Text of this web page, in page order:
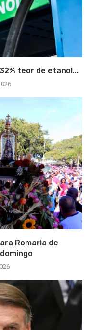
teor de etanol...
Romaria de